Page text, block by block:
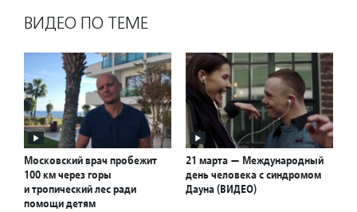
ВИДЕО ПО ТЕМЕ
Московский врач пробежит
100 км через горы
и тропический лес ради
помощи детям
21 марта — Международный
день человека с синдромом
Дауна (ВИДЕО)